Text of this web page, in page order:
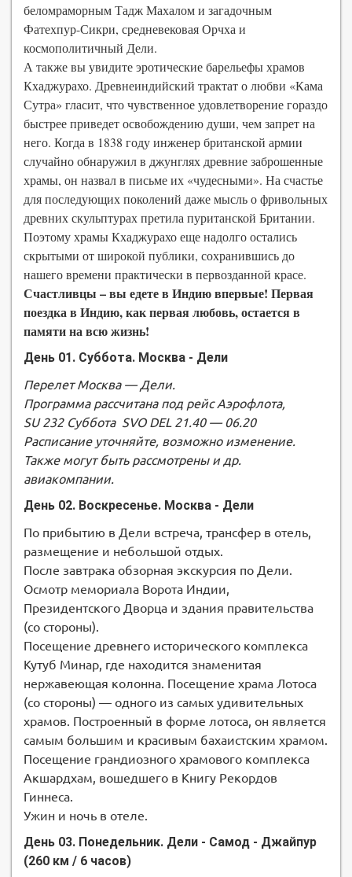
беломраморным Тадж Махалом и загадочным
Фатехпур-Сикри, средневековая Орчха и
космополитичный Дели.
А также вы увидите эротические барельефы храмов
Кхаджурахо. Древнеиндийский трактат о любви «Кама
Сутра» гласит, что чувственное удовлетворение гораздо
быстрее приведет освобождению души, чем запрет на
него. Когда в 1838 году инженер британской армии
случайно обнаружил в джунглях древние заброшенные
храмы, он назвал в письме их «чудесными». На счастье
для последующих поколений даже мысль о фривольных
древних скульптурах претила пуританской Британии.
Поэтому храмы Кхаджурахо еще надолго остались
скрытыми от широкой публики, сохранившись до
нашего времени практически в первозданной красе.
Счастливцы – вы едете в Индию впервые! Первая
поездка в Индию, как первая любовь, остается в
памяти на всю жизнь!
День 01. Суббота. Москва - Дели
Перелет Москва — Дели.
Программа рассчитана под рейс Аэрофлота,
SU 232 Суббота SVO DEL 21.40 — 06.20
Расписание уточняйте, возможно изменение.
Также могут быть рассмотрены и др.
авиакомпании.
День 02. Воскресенье. Москва - Дели
По прибытию в Дели встреча, трансфер в отель,
размещение и небольшой отдых.
После завтрака обзорная экскурсия по Дели.
Осмотр мемориала Ворота Индии,
Президентского Дворца и здания правительства
(со стороны).
Посещение древнего исторического комплекса
Кутуб Минар, где находится знаменитая
нержавеющая колонна. Посещение храма Лотоса
(со стороны) — одного из самых удивительных
храмов. Построенный в форме лотоса, он является
самым большим и красивым бахаистским храмом.
Посещение грандиозного храмового комплекса
Акшардхам, вошедшего в Книгу Рекордов
Гиннеса.
Ужин и ночь в отеле.
День 03. Понедельник. Дели - Самод - Джайпур
(260 км / 6 часов)